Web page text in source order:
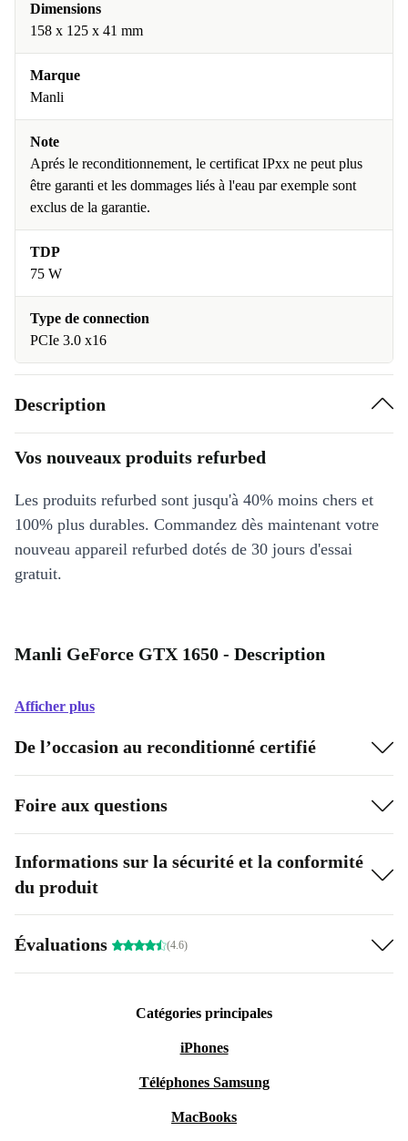
Dimensions
158 x 125 x 41 mm
Marque
Manli
Note
Aprés le reconditionnement, le certificat IPxx ne peut plus
être garanti et les dommages liés à l'eau par exemple sont
exclus de la garantie.
TDP
75 W
Type de connection
PCIe 3.0 x16
Description
Vos nouveaux produits refurbed
Les produits refurbed sont jusqu'à 40% moins chers et
100% plus durables. Commandez dès maintenant votre
nouveau appareil refurbed dotés de 30 jours d'essai
gratuit.
Manli GeForce GTX 1650 - Description
Afficher plus
De l’occasion au reconditionné certifié
Foire aux questions
Informations sur la sécurité et la conformité
du produit
Évaluations (4.6)
Catégories principales
iPhones
Téléphones Samsung
MacBooks